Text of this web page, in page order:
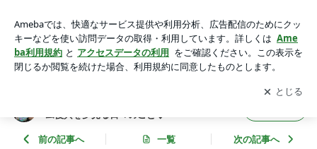
社長ブログ ◆メダルゲーム復興を夢見る日々のこと◆
アプリをダウンロードして ブログの更新通知
を受け取りまし
ょう。
開く
ム復興を夢見る日々のこと◆
前の記事へ 一覧 次の記事へ